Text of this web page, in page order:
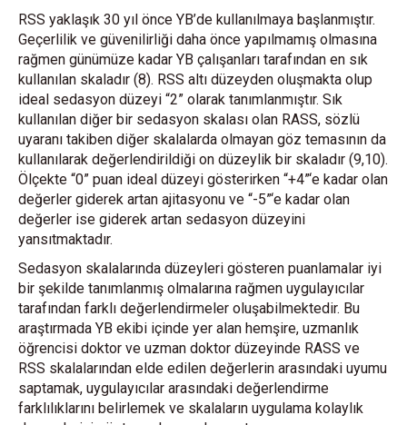
RSS yaklaşık 30 yıl önce YB’de kullanılmaya başlanmıştır.
Geçerlilik ve güvenilirliği daha önce yapılmamış olmasına
rağmen günümüze kadar YB çalışanları tarafından en sık
kullanılan skaladır (8). RSS altı düzeyden oluşmakta olup
ideal sedasyon düzeyi “2” olarak tanımlanmıştır. Sık
kullanılan diğer bir sedasyon skalası olan RASS, sözlü
uyaranı takiben diğer skalalarda olmayan göz temasının da
kullanılarak değerlendirildiği on düzeylik bir skaladır (9,10).
Ölçekte “0” puan ideal düzeyi gösterirken “+4”‘e kadar olan
değerler giderek artan ajitasyonu ve “-5”‘e kadar olan
değerler ise giderek artan sedasyon düzeyini
yansıtmaktadır.
Sedasyon skalalarında düzeyleri gösteren puanlamalar iyi
bir şekilde tanımlanmış olmalarına rağmen uygulayıcılar
tarafından farklı değerlendirmeler oluşabilmektedir. Bu
araştırmada YB ekibi içinde yer alan hemşire, uzmanlık
öğrencisi doktor ve uzman doktor düzeyinde RASS ve
RSS skalalarından elde edilen değerlerin arasındaki uyumu
saptamak, uygulayıcılar arasındaki değerlendirme
farklılıklarını belirlemek ve skalaların uygulama kolaylık